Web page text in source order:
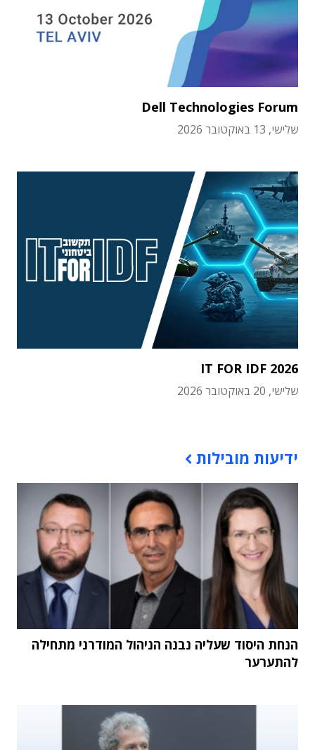
Dell Technologies Forum
שלישי, 13 באוקטובר 2026
IT FOR IDF 2026
שלישי, 20 באוקטובר 2026
ידיעות מובילות
הנחת היסוד שעליה נבנה הניהול המודרני מתחילה
להתערער